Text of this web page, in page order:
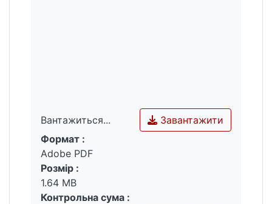
Вантажиться...
Вантажиться...
Завантажити
Формат :
Adobe PDF
Розмір :
1.64 MB
Контрольна сума :